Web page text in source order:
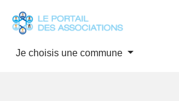
Je choisis une commune